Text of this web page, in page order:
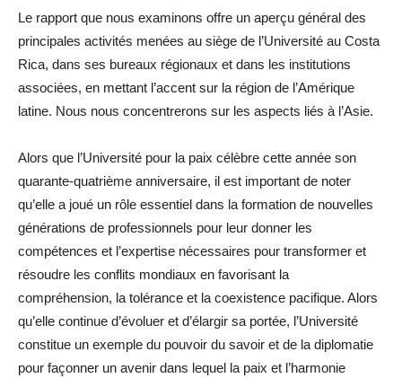
Le rapport que nous examinons offre un aperçu général des
principales activités menées au siège de l’Université au Costa
Rica, dans ses bureaux régionaux et dans les institutions
associées, en mettant l’accent sur la région de l’Amérique
latine. Nous nous concentrerons sur les aspects liés à l’Asie.
Alors que l’Université pour la paix célèbre cette année son
quarante-quatrième anniversaire, il est important de noter
qu’elle a joué un rôle essentiel dans la formation de nouvelles
générations de professionnels pour leur donner les
compétences et l’expertise nécessaires pour transformer et
résoudre les conflits mondiaux en favorisant la
compréhension, la tolérance et la coexistence pacifique. Alors
qu’elle continue d’évoluer et d’élargir sa portée, l’Université
constitue un exemple du pouvoir du savoir et de la diplomatie
pour façonner un avenir dans lequel la paix et l’harmonie